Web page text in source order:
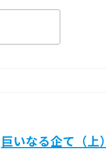
巨いなる企て（上）